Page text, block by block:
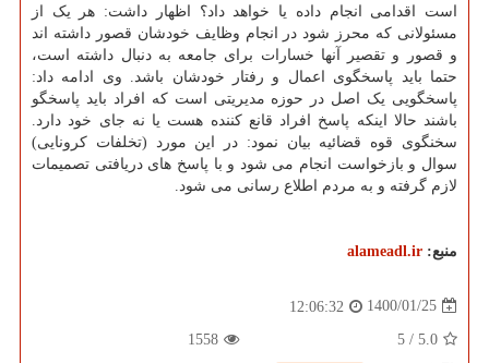
است اقدامی انجام داده یا خواهد داد؟ اظهار داشت: هر یک از
مسئولانی که محرز شود در انجام وظایف خودشان قصور داشته اند
و قصور و تقصیر آنها خسارات برای جامعه به دنبال داشته است،
حتما باید پاسخگوی اعمال و رفتار خودشان باشد. وی ادامه داد:
پاسخگویی یک اصل در حوزه مدیریتی است که افراد باید پاسخگو
باشند حالا اینکه پاسخ افراد قانع کننده هست یا نه جای خود دارد.
سخنگوی قوه قضائیه بیان نمود: در این مورد (تخلفات کرونایی)
سوال و بازخواست انجام می شود و با پاسخ های دریافتی تصمیمات
لازم گرفته و به مردم اطلاع رسانی می شود.
منبع: alameadl.ir
1400/01/25
12:06:32
5.0
/
5
1558